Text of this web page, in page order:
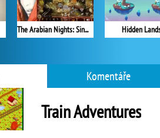
The Arabian Nights: Sindibad the Voyager Hidden
Komentáře
Train Adventures